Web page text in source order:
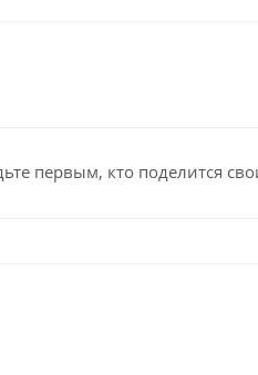
первым, кто поделится